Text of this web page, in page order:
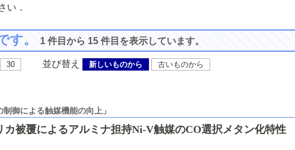
い．
す。1 件目から 15 件目を表示しています。
30 並び替え 新しいものから 古いものから
御による触媒機能の向上」
カ被覆によるアルミナ担持Ni-V触媒のCO選択メタン化特性